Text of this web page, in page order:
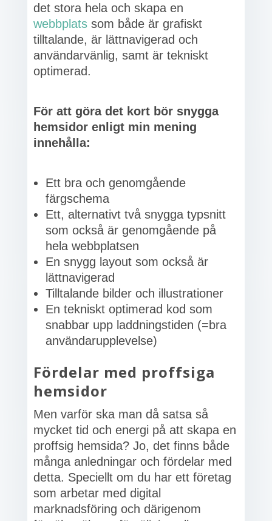
det stora hela och skapa en
webbplatssom både är grafiskt
tilltalande, är lättnavigerad och
användarvänlig, samt är tekniskt
optimerad.
För att göra det kort bör snygga
hemsidor enligt min mening
innehålla:
Ett bra och genomgående
färgschema
Ett, alternativt två snygga typsnitt
som också är genomgående på
hela webbplatsen
En snygg layout som också är
lättnavigerad
Tilltalande bilder och illustrationer
En tekniskt optimerad kod som
snabbar upp laddningstiden (=bra
användarupplevelse)
Fördelar med proffsiga
hemsidor
Men varför ska man då satsa så
mycket tid och energi på att skapa en
proffsig hemsida? Jo, det finns både
många anledningar och fördelar med
detta. Speciellt om du har ett företag
som arbetar med digital
marknadsföring och därigenom